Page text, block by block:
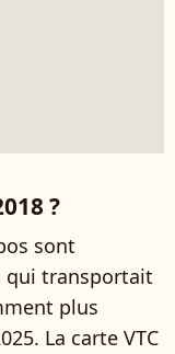
?
sont
qui transportait
plus
La carte VTC